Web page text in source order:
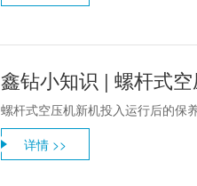
鑫钻小知识 | 螺杆式
螺杆式空压机新机投入运行后的保
详情 >>